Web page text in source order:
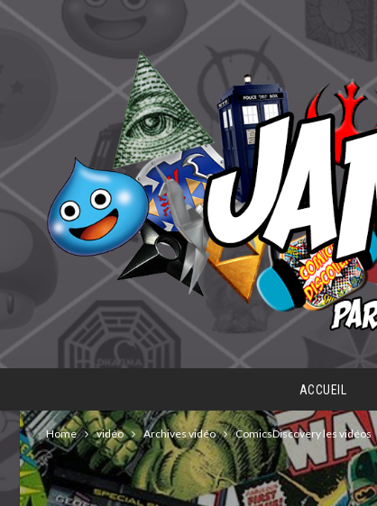
ACCUEIL
Home vidéo Archives vidéo ComicsDiscovery les vidéos